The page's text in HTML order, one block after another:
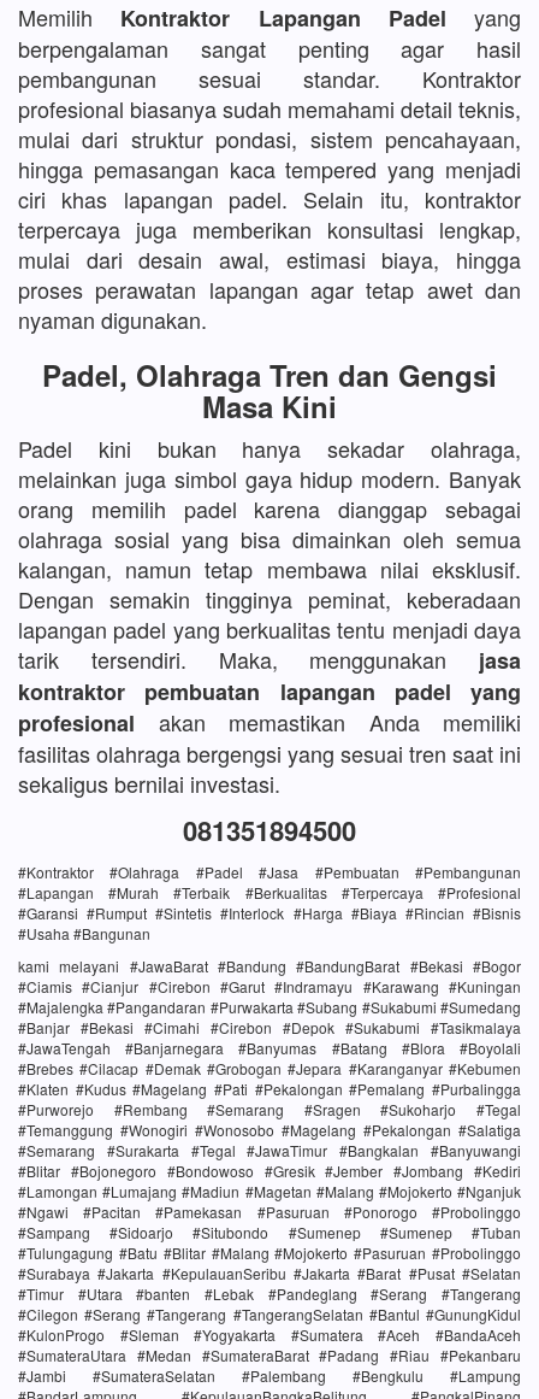
Memilih Kontraktor Lapangan Padel yang
berpengalaman sangat penting agar hasil
pembangunan sesuai standar. Kontraktor
profesional biasanya sudah memahami detail teknis,
mulai dari struktur pondasi, sistem pencahayaan,
hingga pemasangan kaca tempered yang menjadi
ciri khas lapangan padel. Selain itu, kontraktor
terpercaya juga memberikan konsultasi lengkap,
mulai dari desain awal, estimasi biaya, hingga
proses perawatan lapangan agar tetap awet dan
nyaman digunakan.
Padel, Olahraga Tren dan Gengsi
Masa Kini
Padel kini bukan hanya sekadar olahraga,
melainkan juga simbol gaya hidup modern. Banyak
orang memilih padel karena dianggap sebagai
olahraga sosial yang bisa dimainkan oleh semua
kalangan, namun tetap membawa nilai eksklusif.
Dengan semakin tingginya peminat, keberadaan
lapangan padel yang berkualitas tentu menjadi daya
tarik tersendiri. Maka, menggunakan jasa
kontraktor pembuatan lapangan padel yang
profesional akan memastikan Anda memiliki
fasilitas olahraga bergengsi yang sesuai tren saat ini
sekaligus bernilai investasi.
081351894500
#Kontraktor #Olahraga #Padel #Jasa #Pembuatan #Pembangunan
#Lapangan #Murah #Terbaik #Berkualitas #Terpercaya #Profesional
#Garansi #Rumput #Sintetis #Interlock #Harga #Biaya #Rincian #Bisnis
#Usaha #Bangunan
kami melayani #JawaBarat #Bandung #BandungBarat #Bekasi #Bogor
#Ciamis #Cianjur #Cirebon #Garut #Indramayu #Karawang #Kuningan
#Majalengka #Pangandaran #Purwakarta #Subang #Sukabumi #Sumedang
#Banjar #Bekasi #Cimahi #Cirebon #Depok #Sukabumi #Tasikmalaya
#JawaTengah #Banjarnegara #Banyumas #Batang #Blora #Boyolali
#Brebes #Cilacap #Demak #Grobogan #Jepara #Karanganyar #Kebumen
#Klaten #Kudus #Magelang #Pati #Pekalongan #Pemalang #Purbalingga
#Purworejo #Rembang #Semarang #Sragen #Sukoharjo #Tegal
#Temanggung #Wonogiri #Wonosobo #Magelang #Pekalongan #Salatiga
#Semarang #Surakarta #Tegal #JawaTimur #Bangkalan #Banyuwangi
#Blitar #Bojonegoro #Bondowoso #Gresik #Jember #Jombang #Kediri
#Lamongan #Lumajang #Madiun #Magetan #Malang #Mojokerto #Nganjuk
#Ngawi #Pacitan #Pamekasan #Pasuruan #Ponorogo #Probolinggo
#Sampang #Sidoarjo #Situbondo #Sumenep #Sumenep #Tuban
#Tulungagung #Batu #Blitar #Malang #Mojokerto #Pasuruan #Probolinggo
#Surabaya #Jakarta #KepulauanSeribu #Jakarta #Barat #Pusat #Selatan
#Timur #Utara #banten #Lebak #Pandeglang #Serang #Tangerang
#Cilegon #Serang #Tangerang #TangerangSelatan #Bantul #GunungKidul
#KulonProgo #Sleman #Yogyakarta #Sumatera #Aceh #BandaAceh
#SumateraUtara #Medan #SumateraBarat #Padang #Riau #Pekanbaru
#Jambi #SumateraSelatan #Palembang #Bengkulu #Lampung